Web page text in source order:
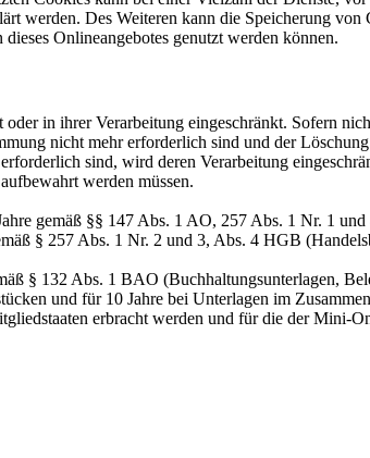
werden. Des Weiteren kann die Speicherung
Onlineangebotes genutzt werden können.
in ihrer Verarbeitung eingeschränkt. Sofern
nicht mehr erforderlich sind und der
sind, wird deren Verarbeitung
werden müssen.
gemäß §§ 147 Abs. 1 AO, 257 Abs. 1 Nr. 1
§ 257 Abs. 1 Nr. 2 und 3, Abs. 4 HGB
§ 132 Abs. 1 BAO (Buchhaltungsunterlagen,
und für 10 Jahre bei Unterlagen im
erbracht werden und für die der Mini-